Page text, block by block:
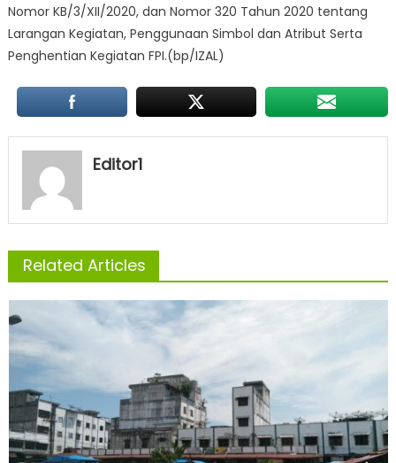
Nomor KB/3/XII/2020, dan Nomor 320 Tahun 2020 tentang
Larangan Kegiatan, Penggunaan Simbol dan Atribut Serta
Penghentian Kegiatan FPI.(bp/IZAL)
Editor1
Related Articles